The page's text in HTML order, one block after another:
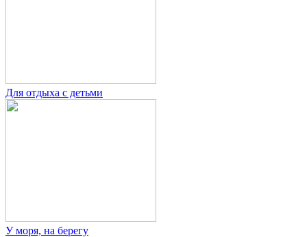
Для отдыха с детьми
У моря, на берегу